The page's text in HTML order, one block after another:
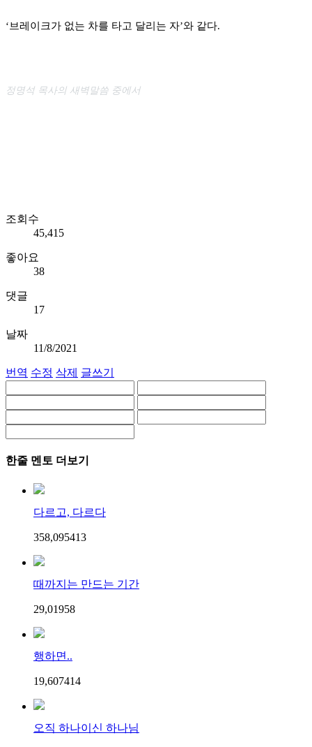
‘브레이크가 없는 차를 타고 달리는 자’와 같다.
정명석 목사의 새벽말씀 중에서
조회수
45,415
좋아요
38
댓글
17
날짜
11/8/2021
번역 수정 삭제 글쓰기
한줄 멘토 더보기
다르고, 다르다
358,095413
때까지는 만드는 기간
29,01958
행하면..
19,607414
오직 하나이신 하나님